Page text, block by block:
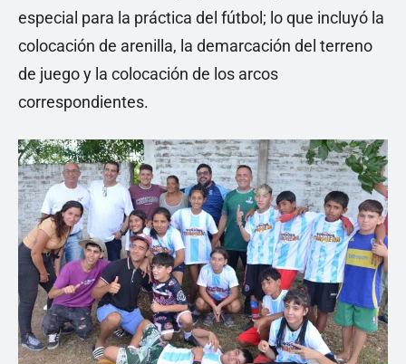
especial para la práctica del fútbol; lo que incluyó la
colocación de arenilla, la demarcación del terreno
de juego y la colocación de los arcos
correspondientes.